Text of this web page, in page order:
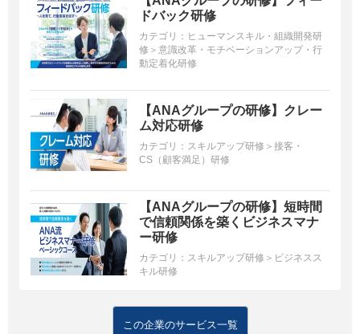
ドバック研修
カテゴリ： ヒューマンスキル・組織開発研
修＞意識改革・モチベーションアップ・行
動定着化研修
【ANAグループの研修】クレー
ム対応研修
カテゴリ： スキルアップ研修＞接客・
CS（顧客満足）研修
【ANAグループの研修】短時間
で信頼関係を築くビジネスマナ
ー研修
カテゴリ： スキルアップ研修＞ビジネスス
キル研修
この企業のサービス一覧